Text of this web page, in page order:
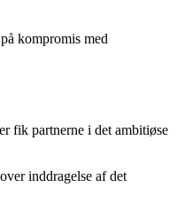
kompromis med
fik partnerne i det ambitiøse
inddragelse af det